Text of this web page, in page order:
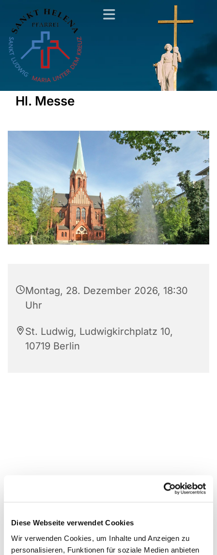
Diese Webseite verwendet Cookies
Wir verwenden Cookies, um Inhalte und Anzeigen zu
personalisieren, Funktionen für soziale Medien anbieten
Hl. Messe
Montag, 28. Dezember 2026, 18:30
Uhr
St. Ludwig, Ludwigkirchplatz 10,
10719 Berlin